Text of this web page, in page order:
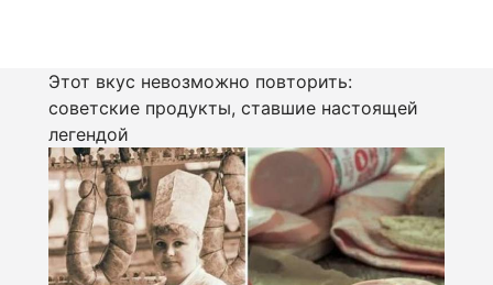
Этот вкус невозможно повторить:
советские продукты, ставшие настоящей
легендой